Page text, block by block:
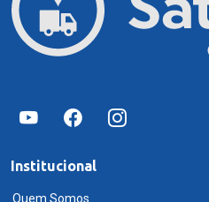
Institucional
Quem Somos